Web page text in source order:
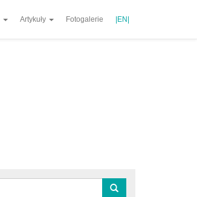
Artykuły Fotogalerie |EN|